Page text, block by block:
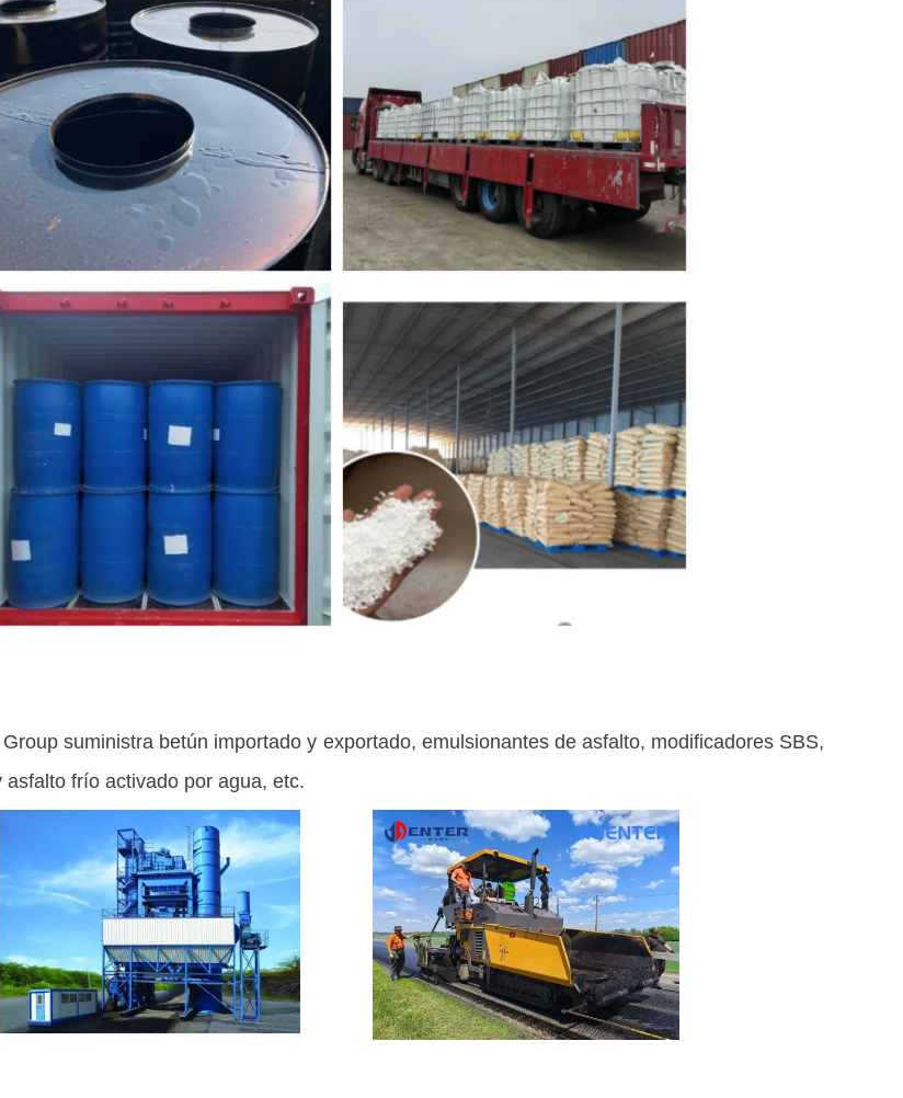
suministra betún importado y exportado, emulsionantes de asfalto, modificadores SBS,
asfalto frío activado por agua, etc.